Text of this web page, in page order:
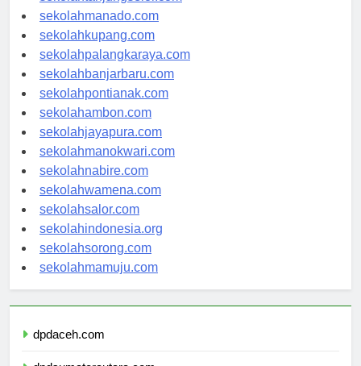
sekolahtanjungselor.com
sekolahmanado.com
sekolahkupang.com
sekolahpalangkaraya.com
sekolahbanjarbaru.com
sekolahpontianak.com
sekolahambon.com
sekolahjayapura.com
sekolahmanokwari.com
sekolahnabire.com
sekolahwamena.com
sekolahsalor.com
sekolahindonesia.org
sekolahsorong.com